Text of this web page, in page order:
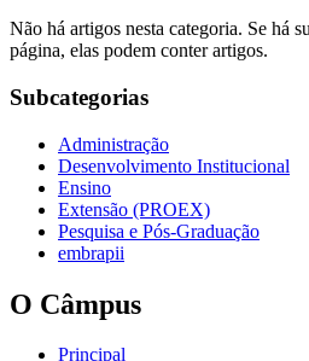
Não há artigos nesta categoria. Se há
página, elas podem conter artigos.
Subcategorias
Administração
Desenvolvimento Institucional
Ensino
Extensão (PROEX)
Pesquisa e Pós-Graduação
embrapii
O Câmpus
Principal